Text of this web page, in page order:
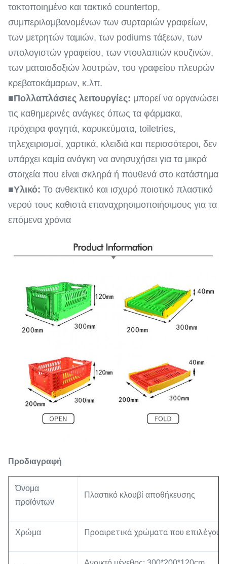
τακτοποιημένο και τακτικό countertop,
συμπεριλαμβανομένων των συρταριών γραφείων,
των μετρητών ταμιών, των podiums τάξεων, των
υπολογιστών γραφείου, των ντουλαπιών κουζινών,
των ματαιοδοξιών λουτρών, του γραφείου πλευρών
κρεβατοκάμαρων, κ.λπ.
■Πολλαπλάσιες λειτουργίες: μπορεί να οργανώσει
τις καθημερινές ανάγκες όπως τα φάρμακα,
πρόχειρα φαγητά, καρυκεύματα, toiletries,
τηλεχειρισμοί, χαρτικά, κλειδιά και περισσότεροι, δεν
υπάρχει καμία ανάγκη να ανησυχήσει για τα μικρά
στοιχεία που είναι σκληρά ή πουθενά στο κατάστημα
■Υλικό: Το ανθεκτικό και ισχυρό ποιοτικό πλαστικό
νερού τους καθιστά επαναχρησιμοποιήσιμους για τα
επόμενα χρόνια
Προδιαγραφή
Όνομα
προϊόντων
Πλαστικό κλουβί αποθήκευσης
Χρώμα Προαιρετικά χρώματα που επιλέγουν